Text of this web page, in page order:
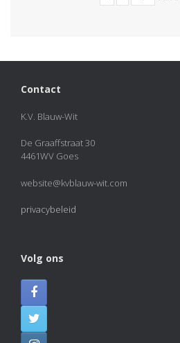
Contact
K.V. Blauw-Wit
De Graaffstraat 30
4461WV Goes
website@kvblauw-wit.com
privacybeleid
Volg ons